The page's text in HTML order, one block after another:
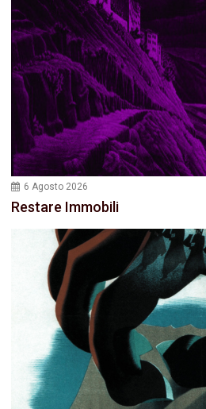
6 Agosto 2026
Restare Immobili